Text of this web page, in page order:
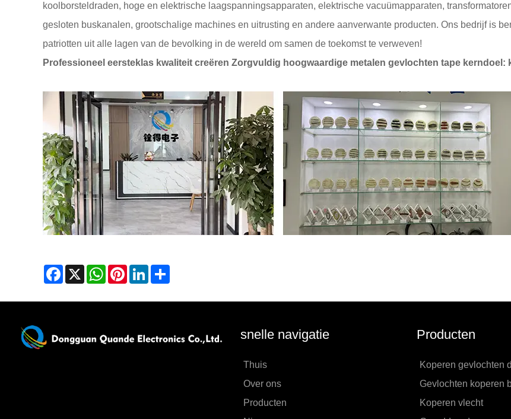
koolborsteldraden, hoge en elektrische laagspanningsapparaten, elektrische vacuümapparaten,
gesloten buskanalen, grootschalige machines en uitrusting en andere aanverwante producten. Ons bedrijf is
patriotten uit alle lagen van de bevolking in de wereld om samen de toekomst te verweven!
Professioneel eersteklas kwaliteit creëren Zorgvuldig hoogwaardige metalen gevlochten tape
Facebook
X WhatsAppPinterestLinkedIn
snelle navigatie
Thuis
Over ons
Producten
Producten
Koperen gevlochten
Gevlochten koperen
Koperen vlecht